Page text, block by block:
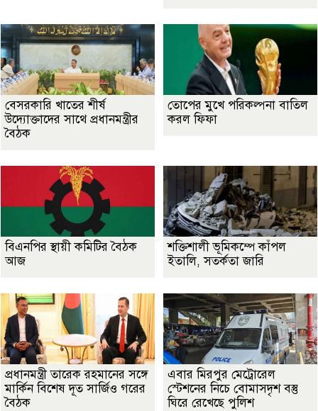
বেসরকারি খাতের শীর্ষ
উদ্যোক্তাদের সাথে প্রধানমন্ত্রীর
বৈঠক
তোপের মুখে পরিকল্পনা বাতিল
করল ফিফা
বিএনপির স্থায়ী কমিটির বৈঠক
আজ
শক্তিশালী ভূমিকম্পে কাঁপল
ইতালি, সতর্কতা জারি
প্রধানমন্ত্রী তারেক রহমানের সঙ্গে
মার্কিন বিশেষ দূত সার্জিও গরের
বৈঠক
এবার মিরপুর মেট্রোরেল
স্টেশনের নিচে বোমাসদৃশ বস্তু
ঘিরে রেখেছে পুলিশ